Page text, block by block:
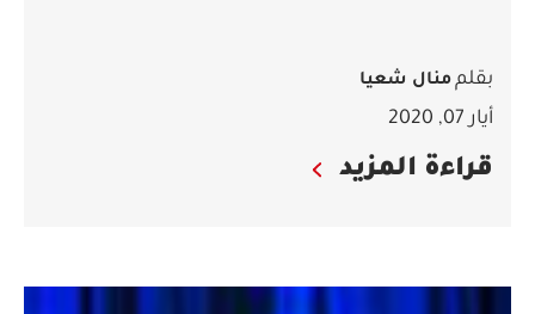
بقلممنال شعيا
أيار 07, 2020
قراءة المزيد